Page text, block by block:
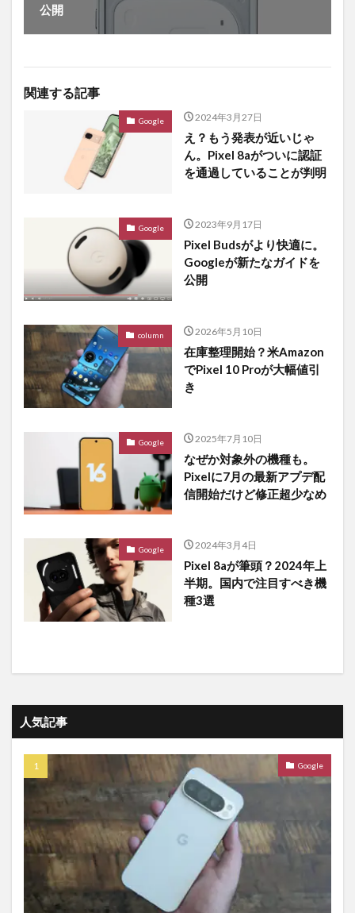
公開
関連する記事
Google 2024年3月27日
え？もう発表が近いじゃ
ん。Pixel 8aがついに認証
を通過していることが判明
Google 2023年9月17日
Pixel Budsがより快適に。
Googleが新たなガイドを
公開
column 2026年5月10日
在庫整理開始？米Amazon
でPixel 10 Proが大幅値引
き
Google 2025年7月10日
なぜか対象外の機種も。
Pixelに7月の最新アプデ配
信開始だけど修正超少なめ
Google 2024年3月4日
Pixel 8aが筆頭？2024年上
半期。国内で注目すべき機
種3選
人気記事
Google